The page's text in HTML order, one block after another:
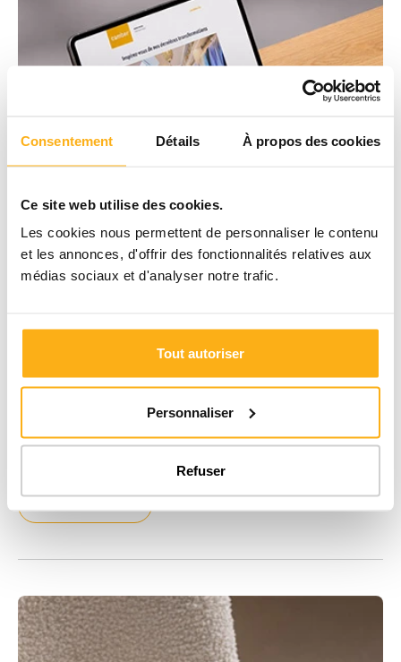
Consentement Détails À propos des cookies
Ce site web utilise des cookies.
Les cookies nous permettent de personnaliser le contenu
et les annonces, d'offrir des fonctionnalités relatives aux
médias sociaux et d'analyser notre trafic.
Tout autoriser
Personnaliser
Refuser
Inscrivez-vous à notre newsletter
Envie de repenser votre intérieur ou d’optimiser vos espaces ?